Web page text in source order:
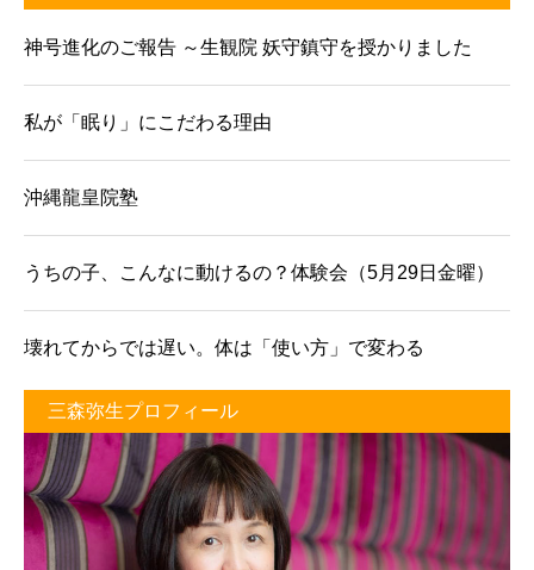
神号進化のご報告 ～生観院 妖守鎮守を授かりました
私が「眠り」にこだわる理由
沖縄龍皇院塾
うちの子、こんなに動けるの？体験会（5月29日金曜）
壊れてからでは遅い。体は「使い方」で変わる
三森弥生プロフィール